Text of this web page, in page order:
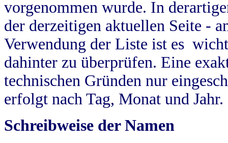
vorgenommen wurde. In
der derzeitigen aktuellen Seite -
Verwendung der Liste ist es
dahinter zu überprüfen. Eine
technischen Gründen nur
erfolgt nach Tag, Monat und Jahr.
Schreibweise der Namen